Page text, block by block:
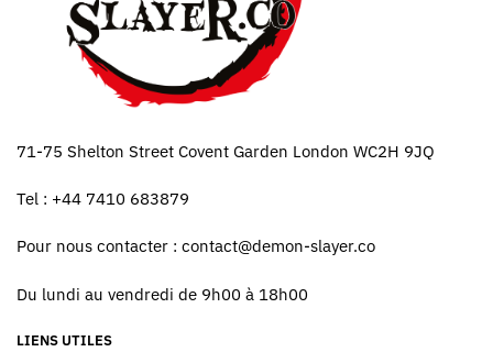
71-75 Shelton Street Covent Garden London WC2H 9JQ
Tel : +44 7410 683879
Pour nous contacter : contact@demon-slayer.co
Du lundi au vendredi de 9h00 à 18h00
LIENS UTILES